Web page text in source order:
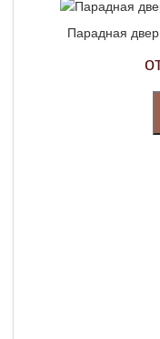
Парадная